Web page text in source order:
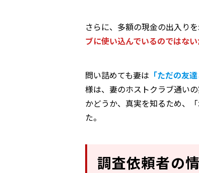
さらに、多額の現金の出入り
ブに使い込んでいるのではな
問い詰めても妻は 「ただの友
様は、妻のホストクラブ通い
かどうか、真実を知るため、
た。
調査依頼者の